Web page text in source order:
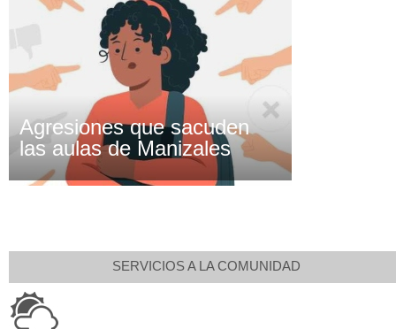
Agresiones que sacuden
las aulas de Manizales
SERVICIOS A LA COMUNIDAD